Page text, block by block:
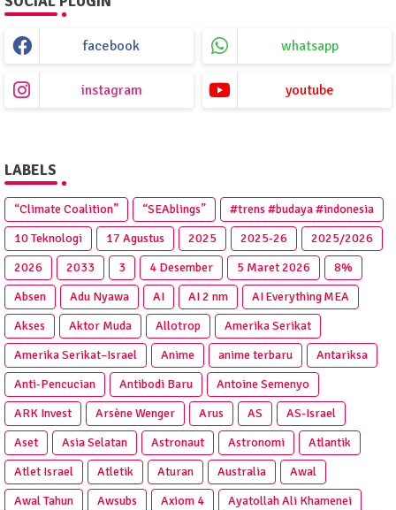
facebook whatsapp
instagram youtube
LABELS
“Climate Coalition” “SEAblings”
#trens #budaya #indonesia
10 Teknologi
17 Agustus 2025 2025‑26
2025/2026
2026
2033 3 4 Desember 5 Maret 2026
8%
Absen
Adu Nyawa AI AI 2 nm
AI Everything MEA
Akses
Aktor Muda Allotrop
Amerika Serikat
Amerika Serikat–Israel
Anime anime terbaru
Antariksa
Anti‑Pencucian
Antibodi Baru
Antoine Semenyo
ARK Invest
Arsène Wenger Arus AS
AS-Israel
Aset
Asia Selatan Astronaut Astronomi
Atlantik
Atlet Israel
Atletik Aturan Australia
Awal
Awal Tahun
Awsubs Axiom 4
Ayatollah Ali Khamenei